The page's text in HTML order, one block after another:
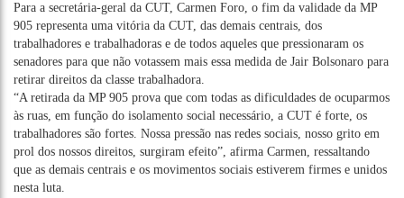
Para a secretária-geral da CUT, Carmen Foro, o fim da validade da MP
905 representa uma vitória da CUT, das demais centrais, dos
trabalhadores e trabalhadoras e de todos aqueles que pressionaram os
senadores para que não votassem mais essa medida de Jair Bolsonaro para
retirar direitos da classe trabalhadora.
“A retirada da MP 905 prova que com todas as dificuldades de ocuparmos
às ruas, em função do isolamento social necessário, a CUT é forte, os
trabalhadores são fortes. Nossa pressão nas redes sociais, nosso grito em
prol dos nossos direitos, surgiram efeito”, afirma Carmen, ressaltando
que as demais centrais e os movimentos sociais estiverem firmes e unidos
nesta luta.